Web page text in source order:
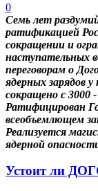
0
Семь лет
ратификацией
сокращении и
наступательных
переговорам о
ядерных зарядов
сокращено с 3000
Ратифицирован
всеобъемлющем
Реализуется
ядерной
Устоит ли